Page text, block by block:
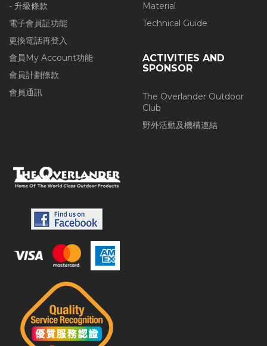
- 升級條款
電子會員証功能
更換電話再登入
會員My Account功能
會員計劃條款
會員通訊
Material
Technical Guide
ACTIVITIES AND
SPONSOR
The Overlander Outdoor
Club
野外活動及機構連結